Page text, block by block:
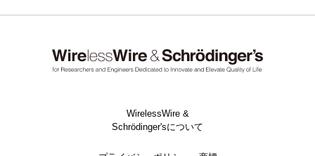
WirelessWire &
Schrödinger'sについて